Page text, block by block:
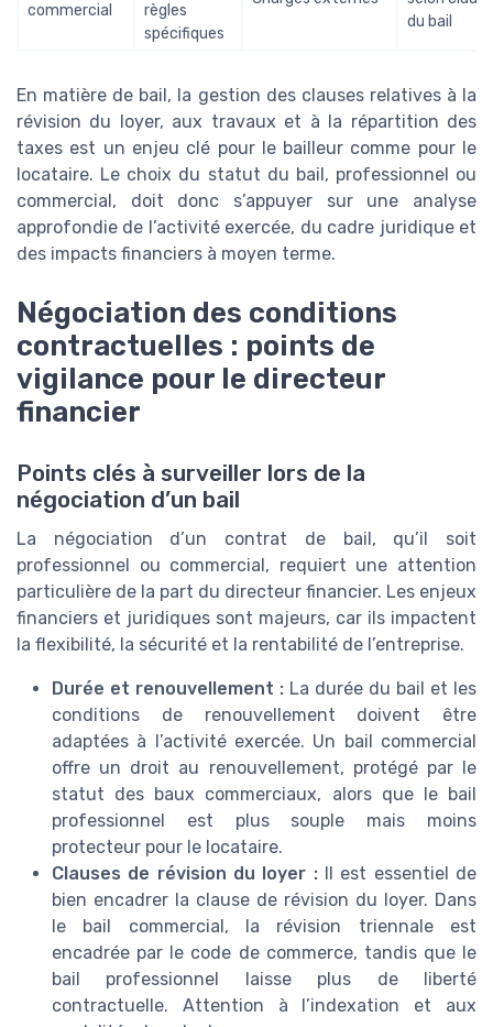
commercial
règles
spécifiques
du bail
En matière de bail, la gestion des clauses relatives à la
révision du loyer, aux travaux et à la répartition des
taxes est un enjeu clé pour le bailleur comme pour le
locataire. Le choix du statut du bail, professionnel ou
commercial, doit donc s’appuyer sur une analyse
approfondie de l’activité exercée, du cadre juridique et
des impacts financiers à moyen terme.
Négociation des conditions
contractuelles : points de
vigilance pour le directeur
financier
Points clés à surveiller lors de la
négociation d’un bail
La négociation d’un contrat de bail, qu’il soit
professionnel ou commercial, requiert une attention
particulière de la part du directeur financier. Les enjeux
financiers et juridiques sont majeurs, car ils impactent
la flexibilité, la sécurité et la rentabilité de l’entreprise.
Durée et renouvellement : La durée du bail et les
conditions de renouvellement doivent être
adaptées à l’activité exercée. Un bail commercial
offre un droit au renouvellement, protégé par le
statut des baux commerciaux, alors que le bail
professionnel est plus souple mais moins
protecteur pour le locataire.
Clauses de révision du loyer :Il est essentiel de
bien encadrer la clause de révision du loyer. Dans
le bail commercial, la révision triennale est
encadrée par le code de commerce, tandis que le
bail professionnel laisse plus de liberté
contractuelle. Attention à l’indexation et aux